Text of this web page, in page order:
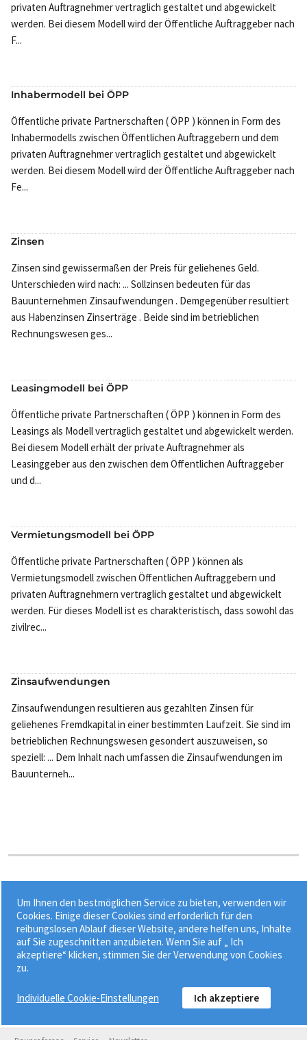
privaten Auftragnehmer vertraglich gestaltet und abgewickelt
werden. Bei diesem Modell wird der Öffentliche Auftraggeber nach
F...
Inhabermodell bei ÖPP
Öffentliche private Partnerschaften ( ÖPP ) können in Form des
Inhabermodells zwischen Öffentlichen Auftraggebern und dem
privaten Auftragnehmer vertraglich gestaltet und abgewickelt
werden. Bei diesem Modell wird der Öffentliche Auftraggeber nach
Fe...
Zinsen
Zinsen sind gewissermaßen der Preis für geliehenes Geld.
Unterschieden wird nach: ... Sollzinsen bedeuten für das
Bauunternehmen Zinsaufwendungen . Demgegenüber resultiert
aus Habenzinsen Zinserträge . Beide sind im betrieblichen
Rechnungswesen ges...
Leasingmodell bei ÖPP
Öffentliche private Partnerschaften ( ÖPP ) können in Form des
Leasings als Modell vertraglich gestaltet und abgewickelt werden.
Bei diesem Modell erhält der private Auftragnehmer als
Leasinggeber aus den zwischen dem Öffentlichen Auftraggeber
und d...
Vermietungsmodell bei ÖPP
Öffentliche private Partnerschaften ( ÖPP ) können als
Vermietungsmodell zwischen Öffentlichen Auftraggebern und
privaten Auftragnehmern vertraglich gestaltet und abgewickelt
werden. Für dieses Modell ist es charakteristisch, dass sowohl das
zivilrec...
Zinsaufwendungen
Zinsaufwendungen resultieren aus gezahlten Zinsen für
geliehenes Fremdkapital in einer bestimmten Laufzeit. Sie sind im
betrieblichen Rechnungswesen gesondert auszuweisen, so
speziell: ... Dem Inhalt nach umfassen die Zinsaufwendungen im
Bauunterneh...
Stichworte:
EBIT•Erwerbermodell bei ÖPP•Inhabermodell bei ÖPP
Leasing•Vermietungsmodell bei ÖPP
Um Ihnen den bestmöglichen Service zu bieten, verwenden wir
Cookies. Einige dieser Cookies sind erforderlich für den
reibungslosen Ablauf dieser Website, andere helfen uns, Inhalte
auf Sie zugeschnitten anzubieten. Wenn Sie auf „ Ich
akzeptiere“ klicken, stimmen Sie der Verwendung von Cookies
zu.
Individuelle Cookie-Einstellungen Ich akzeptiere